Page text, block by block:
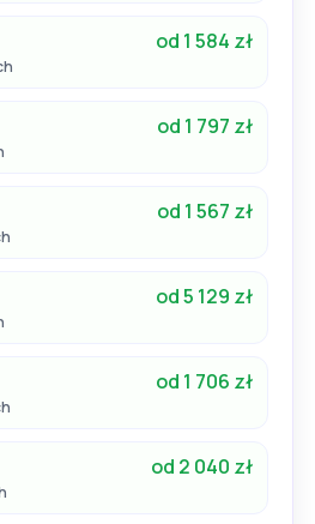
od 1 584 zł
od 1 797 zł
od 1 567 zł
od 5 129 zł
od 1 706 zł
od 2 040 zł